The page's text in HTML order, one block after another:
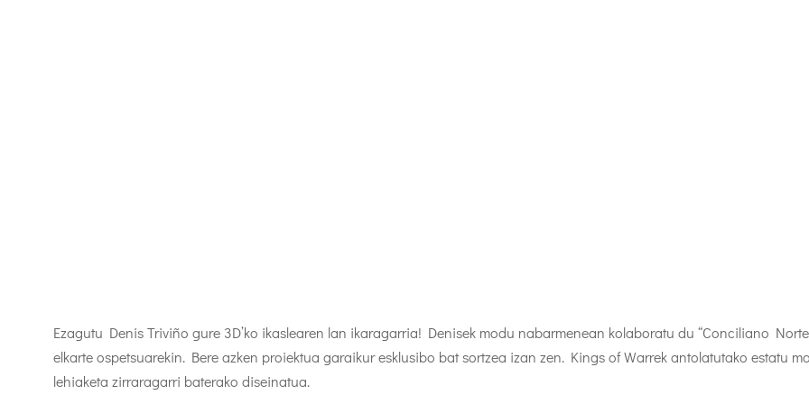
Ezagutu Denis Triviño gure 3D’ko ikaslearen lan ikaragarria! Denisek modu nabarmenean kolaboratu du “Conciliano
elkarte ospetsuarekin. Bere azken proiektua garaikur esklusibo bat sortzea izan zen. Kings of Warrek antolatutako estatu
lehiaketa zirraragarri baterako diseinatua.